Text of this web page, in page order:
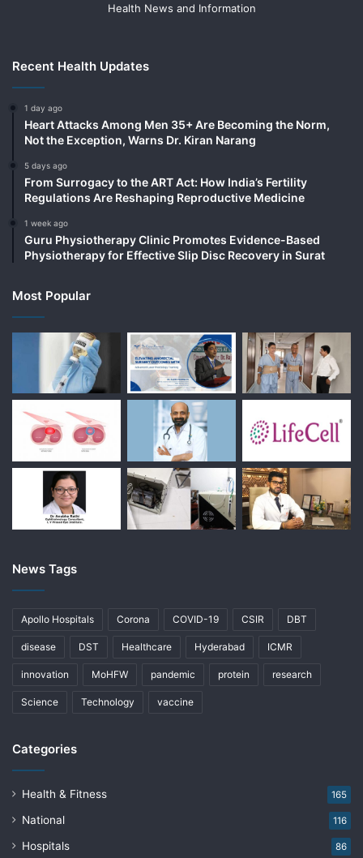
Health News and Information
Recent Health Updates
1 day ago
Heart Attacks Among Men 35+ Are Becoming the Norm,
Not the Exception, Warns Dr. Kiran Narang
5 days ago
From Surrogacy to the ART Act: How India’s Fertility
Regulations Are Reshaping Reproductive Medicine
1 week ago
Guru Physiotherapy Clinic Promotes Evidence-Based
Physiotherapy for Effective Slip Disc Recovery in Surat
Most Popular
News Tags
Apollo Hospitals Corona COVID-19 CSIR DBT
disease DST Healthcare Hyderabad ICMR
innovation MoHFW pandemic protein research
Science Technology vaccine
Categories
Health & Fitness 165
National 116
Hospitals 86